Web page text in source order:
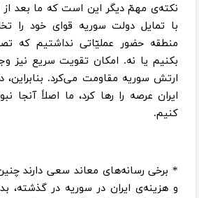
نکته‌ی مهمّ دیگر این است که ما بعد
با تمایل دولت سوریه قوای خود را
منطقه حضور عملیّاتی نداشتیم که
بکنیم یا نه. امکان تقویت سریع نیز
ارتش سوریه مقاومت می‌کرد. بنابراین،
ایران عرصه را رها کرد، ما اصلاً آنجا
کنیم.
* برخی رسانه‌های معاند سعی دارند
و هزینه‌ی ایران در سوریه در گذشته،